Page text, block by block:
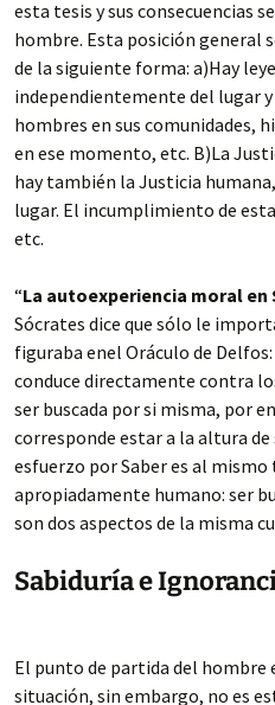
esta tesis y sus consecuencias
hombre. Esta posición general
de la siguiente forma: a)Hay
independientemente del lugar
hombres en sus comunidades,
en ese momento, etc. B)La
hay también la Justicia
lugar. El incumplimiento de
etc.
“La autoexperiencia moral en
Sócrates dice que sólo le
figuraba enel Oráculo de
conduce directamente contra
ser buscada por si misma, por
corresponde estar a la altura
esfuerzo por Saber es al
apropiadamente humano: ser
son dos aspectos de la misma
Sabiduría e
El punto de partida del hombre
situación, sin embargo, no es